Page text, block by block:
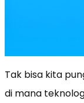
Tak bisa kita
di mana